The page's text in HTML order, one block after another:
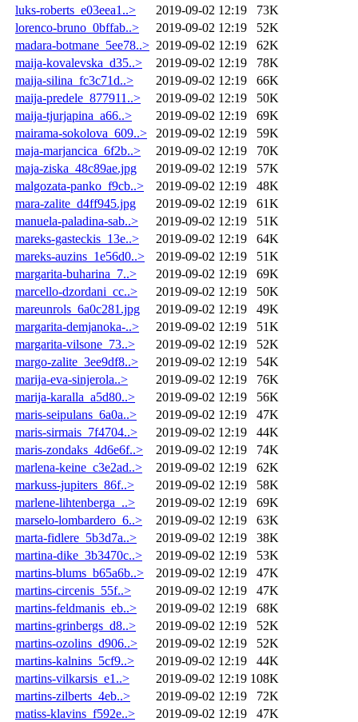
luks-roberts_e03eea1..>
2019-09-02 12:19
73K
lorenco-bruno_0bffab..>
2019-09-02 12:19
52K
madara-botmane_5ee78..> 2019-09-02 12:19
62K
maija-kovalevska_d35..>
2019-09-02 12:19
78K
maija-silina_fc3c71d..>
2019-09-02 12:19
66K
maija-predele_877911..>
2019-09-02 12:19
50K
maija-tjurjapina_a66..>
2019-09-02 12:19
69K
mairama-sokolova_609..>
2019-09-02 12:19
59K
maja-marjancica_6f2b..>
2019-09-02 12:19
70K
maja-ziska_48c89ae.jpg
2019-09-02 12:19
57K
malgozata-panko_f9cb..>
2019-09-02 12:19
48K
mara-zalite_d4ff945.jpg
2019-09-02 12:19
61K
manuela-paladina-sab..>
2019-09-02 12:19
51K
mareks-gasteckis_13e..>
2019-09-02 12:19
64K
mareks-auzins_1e56d0..>
2019-09-02 12:19
51K
margarita-buharina_7..>
2019-09-02 12:19
69K
marcello-dzordani_cc..>
2019-09-02 12:19
50K
mareunrols_6a0c281.jpg
2019-09-02 12:19
49K
margarita-demjanoka-..>
2019-09-02 12:19
51K
margarita-vilsone_73..>
2019-09-02 12:19
52K
margo-zalite_3ee9df8..>
2019-09-02 12:19
54K
marija-eva-sinjerola..>
2019-09-02 12:19
76K
marija-karalla_a5d80..>
2019-09-02 12:19
56K
maris-seipulans_6a0a..>
2019-09-02 12:19
47K
maris-sirmais_7f4704..>
2019-09-02 12:19
44K
maris-zondaks_4d6e6f..>
2019-09-02 12:19
74K
marlena-keine_c3e2ad..>
2019-09-02 12:19
62K
markuss-jupiters_86f..>
2019-09-02 12:19
58K
marlene-lihtenberga_..>
2019-09-02 12:19
69K
marselo-lombardero_6..>
2019-09-02 12:19
63K
marta-fidlere_5b3d7a..>
2019-09-02 12:19
38K
martina-dike_3b3470c..>
2019-09-02 12:19
53K
martins-blums_b65a6b..>
2019-09-02 12:19
47K
martins-circenis_55f..>
2019-09-02 12:19
47K
martins-feldmanis_eb..>
2019-09-02 12:19
68K
martins-grinbergs_d8..>
2019-09-02 12:19
52K
martins-ozolins_d906..>
2019-09-02 12:19
52K
martins-kalnins_5cf9..>
2019-09-02 12:19
44K
martins-vilkarsis_e1..>
2019-09-02 12:19 108K
martins-zilberts_4eb..>
2019-09-02 12:19
72K
matiss-klavins_f592e..>
2019-09-02 12:19
47K